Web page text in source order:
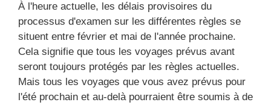
À l'heure actuelle, les délais provisoires du
processus d'examen sur les différentes règles se
situent entre février et mai de l'année prochaine.
Cela signifie que tous les voyages prévus avant
seront toujours protégés par les règles actuelles.
Mais tous les voyages que vous avez prévus pour
l'été prochain et au-delà pourraient être soumis à de